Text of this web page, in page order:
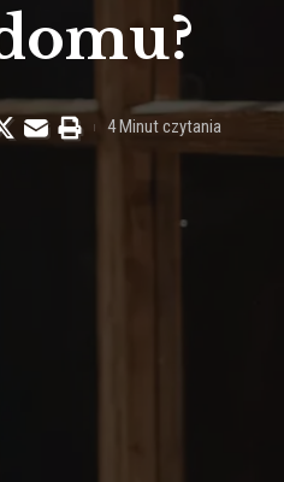
4 Minut czytania